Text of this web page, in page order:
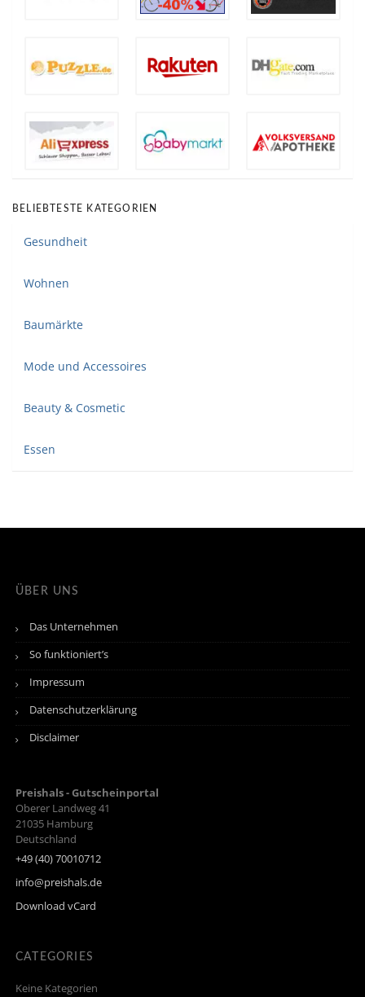
BELIEBTESTE KATEGORIEN
Gesundheit
Wohnen
Baumärkte
Mode und Accessoires
Beauty & Cosmetic
Essen
ÜBER UNS
Das Unternehmen
So funktioniert’s
Impressum
Datenschutzerklärung
Disclaimer
Preishals - Gutscheinportal
Oberer Landweg 41
21035 Hamburg
Deutschland
+49 (40) 70010712
info@preishals.de
Download vCard
CATEGORIES
Keine Kategorien